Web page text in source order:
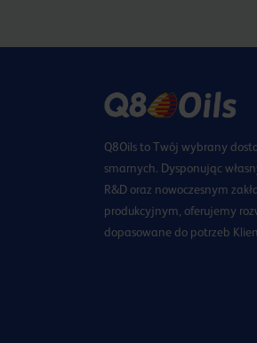
Q8Oils to Twój wybrany
smarnych. Dysponując
R&D oraz nowoczesnym
produkcyjnym, oferujemy
dopasowane do potrzeb